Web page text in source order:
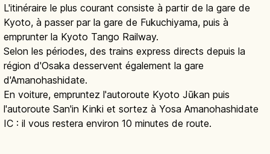
L'itinéraire le plus courant consiste à partir de la gare de
Kyoto, à passer par la gare de Fukuchiyama, puis à
emprunter la Kyoto Tango Railway.
Selon les périodes, des trains express directs depuis la
région d'Osaka desservent également la gare
d'Amanohashidate.
En voiture, empruntez l'autoroute Kyoto Jūkan puis
l'autoroute San'in Kinki et sortez à Yosa Amanohashidate
IC : il vous restera environ 10 minutes de route.